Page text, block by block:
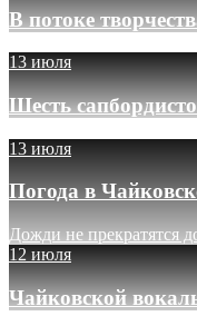
В потоке
13 июля
Шесть
13 июля
Погода в
Дожди не прекратятся
12 июля
Чайковской